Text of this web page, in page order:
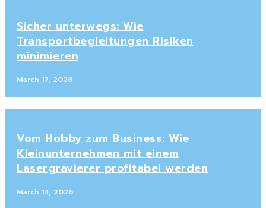
Sicher unterwegs: Wie
Transportbegleitungen Risiken
minimieren
March 17, 2026
Vom Hobby zum Business: Wie
Kleinunternehmen mit einem
Lasergravierer profitabel werden
March 14, 2026